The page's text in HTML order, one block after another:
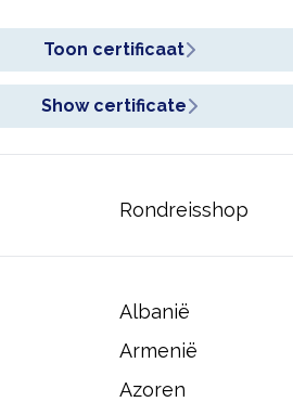
Toon certificaat
Show certificate
Rondreisshop
Albanië
Armenië
Azoren